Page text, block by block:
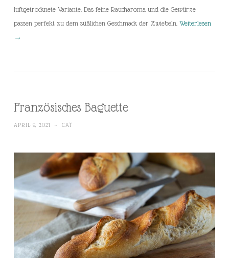
luftgetrocknete Variante. Das feine Raucharoma und die Gewürze
passen perfekt zu dem süßlichen Geschmack der Zwiebeln. Weiterlesen
→
Französisches Baguette
APRIL 9, 2021 ~ CAT